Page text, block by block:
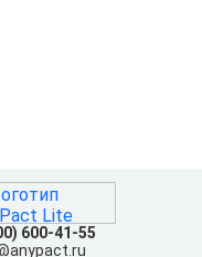
600-41-55